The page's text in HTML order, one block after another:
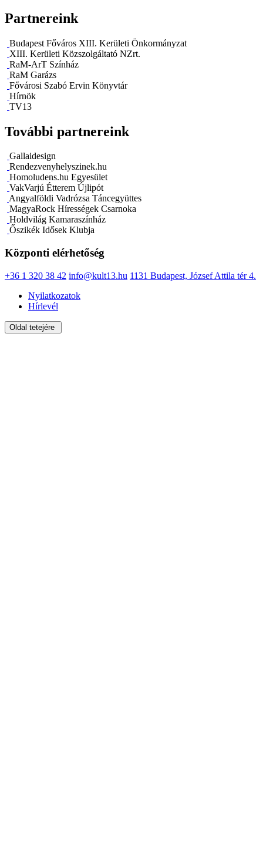
Partnereink
Budapest Főváros XIII. Kerületi Önkormányzat
XIII. Kerületi Közszolgáltató NZrt.
RaM-ArT Színház
RaM Garázs
Fővárosi Szabó Ervin Könyvtár
Hírnök
TV13
További partnereink
Gallaidesign
Rendezvenyhelyszinek.hu
Homoludens.hu Egyesület
VakVarjú Étterem Újlipót
Angyalföldi Vadrózsa Táncegyüttes
MagyaRock Hírességek Csarnoka
Holdvilág Kamaraszínház
Őszikék Idősek Klubja
Központi elérhetőség
+36 1 320 38 42 info@kult13.hu 1131 Budapest, József Attila tér 4.
Nyilatkozatok
Hírlevél
Oldal tetejére